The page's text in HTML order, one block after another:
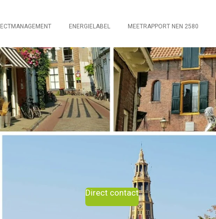
ENERGIELABEL MEETRAPPORT NEN 2580
Direct contact